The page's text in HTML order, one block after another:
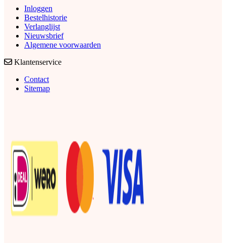
Inloggen
Bestelhistorie
Verlanglijst
Nieuwsbrief
Algemene voorwaarden
Klantenservice
Contact
Sitemap